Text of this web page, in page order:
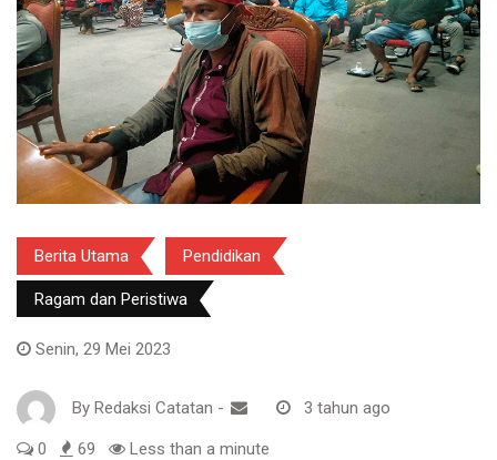
Berita Utama Pendidikan
Ragam dan Peristiwa
Senin, 29 Mei 2023
By Redaksi Catatan - 3 tahun ago
0 69 Less than a minute